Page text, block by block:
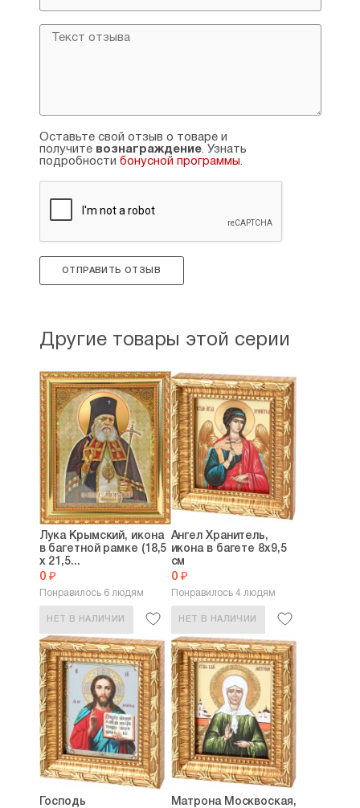
Оставьте свой отзыв о товаре и
получите вознаграждение. Узнать
подробности бонусной программы.
ОТПРАВИТЬ ОТЗЫВ
Другие товары этой серии
Лука Крымский, икона
в багетной рамке (18,5
х 21,5...
0 ₽
Понравилось 6 людям
НЕТ В НАЛИЧИИ
Ангел Хранитель,
икона в багете 8х9,5
см
0 ₽
Понравилось 4 людям
НЕТ В НАЛИЧИИ
Господь
Матрона Москвоская,